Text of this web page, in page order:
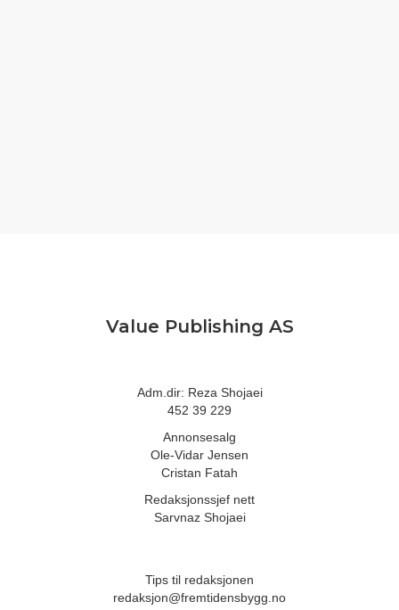
Value Publishing AS
Adm.dir: Reza Shojaei
452 39 229
Annonsesalg
Ole-Vidar Jensen
Cristan Fatah
Redaksjonssjef nett
Sarvnaz Shojaei
Tips til redaksjonen
redaksjon@fremtidensbygg.no